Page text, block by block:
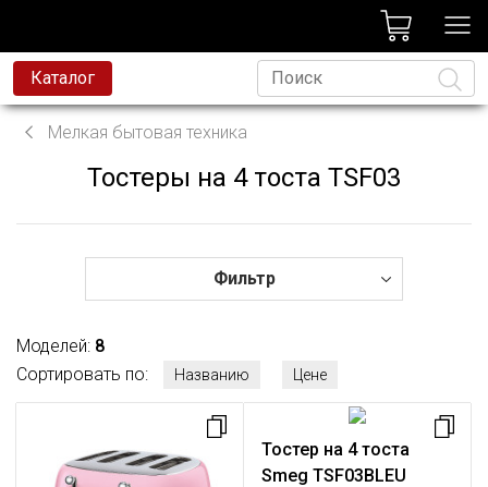
Каталог
техника
техника
и смесители
техника
Мелкая бытовая техника
Тостеры на 4 тоста TSF03
Фильтр
Моделей: 8
Сортировать по:
Названию Цене
Тостер на 4 тоста
Smeg TSF03BLEU